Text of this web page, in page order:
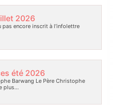
2026
pas encore inscrit à l’infolettre
été 2026
Barwang Le Père Christophe
plus…